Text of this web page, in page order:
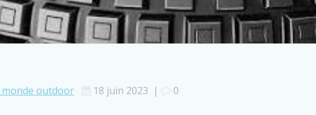
outdoor 18 juin 2023 | 0